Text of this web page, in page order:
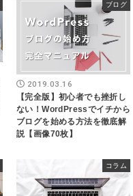
ブログ
2019.03.16
【完全版】初心者でも挫折し
ない！WordPressでイチから
ブログを始める方法を徹底解
説【画像70枚】
コラム